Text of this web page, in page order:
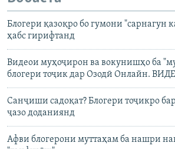
Блогери қазоқро бо гумони "сарнагун
ҳабс гирифтанд
Видеои муҳоҷирон ва вокунишҳо ба
блогери тоҷик дар Озодӣ Онлайн.
Санҷиши садоқат? Блогери тоҷикро
ҷазо доданиянд
Афви блогерони муттаҳам ба нашри